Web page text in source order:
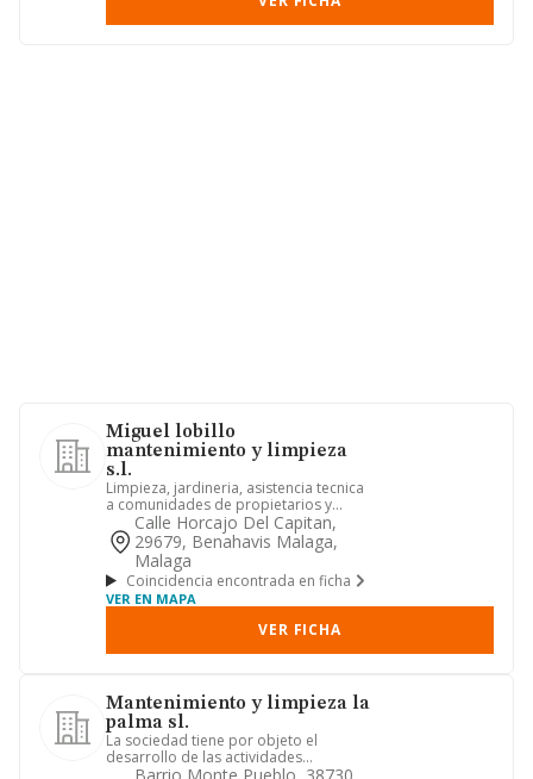
Miguel lobillo
mantenimiento y limpieza
s.l.
Limpieza, jardineria, asistencia tecnica
a comunidades de propietarios y
recogida y tratamiento de ...
Calle Horcajo Del Capitan,
29679, Benahavis Malaga,
Malaga
Coincidencia encontrada en ficha
VER EN MAPA
VER FICHA
Mantenimiento y limpieza la
palma sl.
La sociedad tiene por objeto el
desarrollo de las actividades
correspondientes a los siguientes